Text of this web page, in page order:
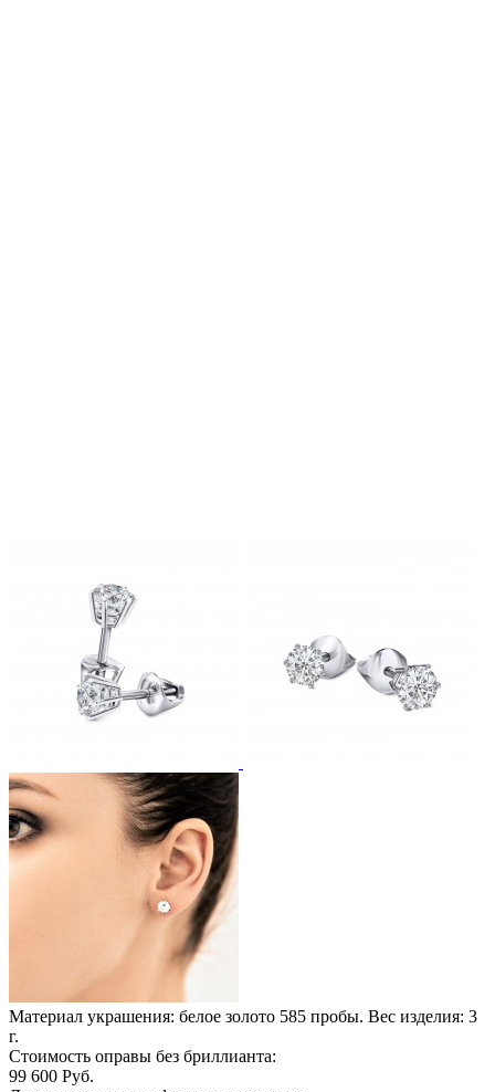
Материал украшения: белое золото 585 пробы. Вес изделия: 3
г.
Стоимость оправы без бриллианта:
99 600 Руб.